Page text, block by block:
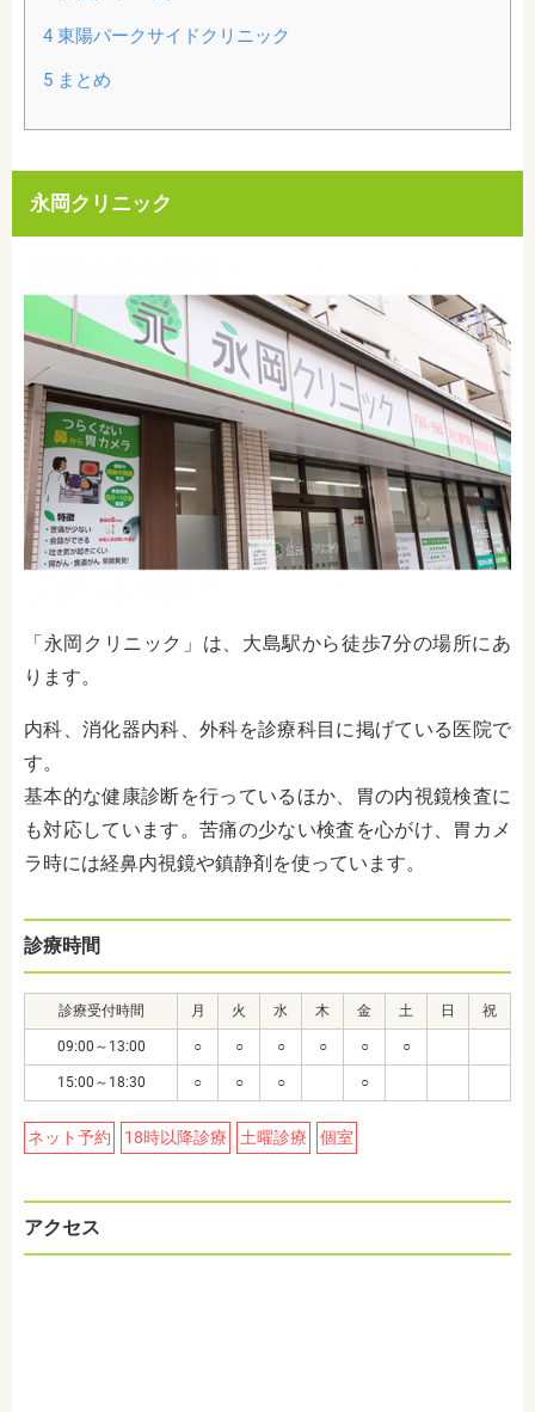
4東陽パークサイドクリニック
5まとめ
永岡クリニック
「永岡クリニック」は、大島駅から徒歩7分の場所にあ
ります。
内科、消化器内科、外科を診療科目に掲げている医院で
す。
基本的な健康診断を行っているほか、胃の内視鏡検査に
も対応しています。苦痛の少ない検査を心がけ、胃カメ
ラ時には経鼻内視鏡や鎮静剤を使っています。
診療時間
診療受付時間 月 火 水 木 金 土 日 祝
09:00～13:00 ○ ○ ○ ○ ○ ○
15:00～18:30 ○ ○ ○ ○
ネット予約 18時以降診療 土曜診療 個室
アクセス